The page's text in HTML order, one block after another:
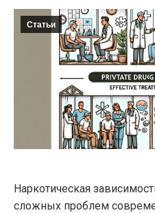
Статьи
Наркотическая
сложных проблем